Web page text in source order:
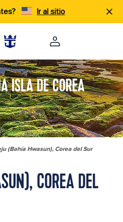
Ir al sitio
ISLA DE COREA
(Bahía Hwasun), Corea del Sur
COREA DEL